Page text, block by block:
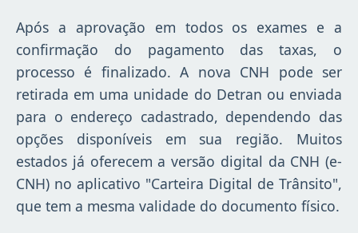
Após a aprovação em todos os exames e a
confirmação do pagamento das taxas, o
processo é finalizado. A nova CNH pode ser
retirada em uma unidade do Detran ou enviada
para o endereço cadastrado, dependendo das
opções disponíveis em sua região. Muitos
estados já oferecem a versão digital da CNH (e-
CNH) no aplicativo "Carteira Digital de Trânsito",
que tem a mesma validade do documento físico.